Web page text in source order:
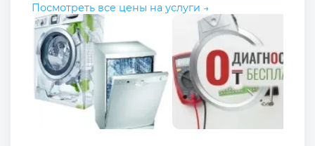
Посмотреть все цены на услуги →